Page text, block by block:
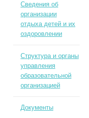
Сведения об
организации
отдыха детей и их
оздоровлении
Структура и органы
управления
образовательной
организацией
Документы